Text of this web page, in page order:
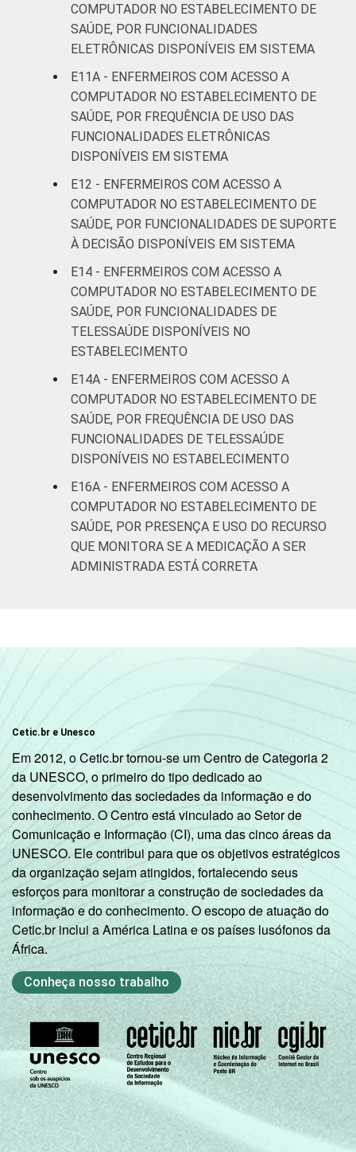
COMPUTADOR NO ESTABELECIMENTO DE
SAÚDE, POR FUNCIONALIDADES
ELETRÔNICAS DISPONÍVEIS EM SISTEMA
E11A - ENFERMEIROS COM ACESSO A
COMPUTADOR NO ESTABELECIMENTO DE
SAÚDE, POR FREQUÊNCIA DE USO DAS
FUNCIONALIDADES ELETRÔNICAS
DISPONÍVEIS EM SISTEMA
E12 - ENFERMEIROS COM ACESSO A
COMPUTADOR NO ESTABELECIMENTO DE
SAÚDE, POR FUNCIONALIDADES DE SUPORTE
À DECISÃO DISPONÍVEIS EM SISTEMA
E14 - ENFERMEIROS COM ACESSO A
COMPUTADOR NO ESTABELECIMENTO DE
SAÚDE, POR FUNCIONALIDADES DE
TELESSAÚDE DISPONÍVEIS NO
ESTABELECIMENTO
E14A - ENFERMEIROS COM ACESSO A
COMPUTADOR NO ESTABELECIMENTO DE
SAÚDE, POR FREQUÊNCIA DE USO DAS
FUNCIONALIDADES DE TELESSAÚDE
DISPONÍVEIS NO ESTABELECIMENTO
E16A - ENFERMEIROS COM ACESSO A
COMPUTADOR NO ESTABELECIMENTO DE
SAÚDE, POR PRESENÇA E USO DO RECURSO
QUE MONITORA SE A MEDICAÇÃO A SER
ADMINISTRADA ESTÁ CORRETA
Cetic.br e Unesco
Em 2012, o Cetic.br tornou-se um Centro de Categoria 2
da UNESCO, o primeiro do tipo dedicado ao
desenvolvimento das sociedades da informação e do
conhecimento. O Centro está vinculado ao Setor de
Comunicação e Informação (CI), uma das cinco áreas da
UNESCO. Ele contribui para que os objetivos estratégicos
da organização sejam atingidos, fortalecendo seus
esforços para monitorar a construção de sociedades da
informação e do conhecimento. O escopo de atuação do
Cetic.br inclui a América Latina e os países lusófonos da
África.
Conheça nosso trabalho